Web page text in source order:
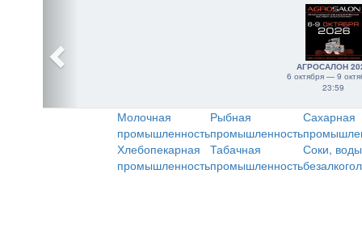
АГРОСАЛОН
6 октября — 9
23:59
Молочная
промышленность
Рыбная
промышленность
Сахарная
Хлебопекарная
промышленность
Табачная
промышленность
Соки,